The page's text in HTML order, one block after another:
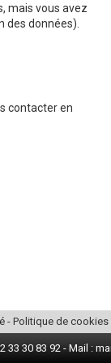
mais vous avez
des données).
contacter en
- Politique de cookies
33 30 83 92 - Mail :